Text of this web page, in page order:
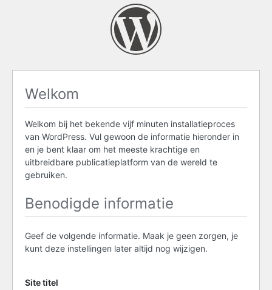
Welkom
Welkom bij het bekende vijf minuten installatieproces
van WordPress. Vul gewoon de informatie hieronder in
en je bent klaar om het meeste krachtige en
uitbreidbare publicatieplatform van de wereld te
gebruiken.
Benodigde informatie
Geef de volgende informatie. Maak je geen zorgen, je
kunt deze instellingen later altijd nog wijzigen.
Site titel